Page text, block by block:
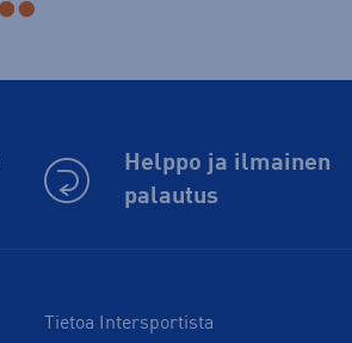
Helppo ja ilmainen
palautus
Tietoa Intersportista